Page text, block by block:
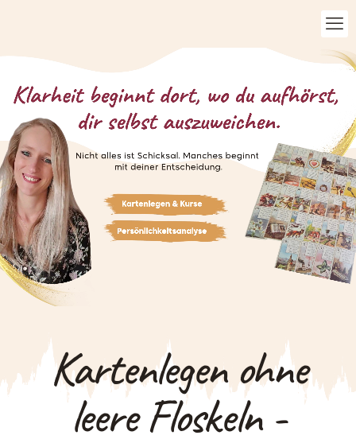
Kartenlegen ohne
leere Floskeln -